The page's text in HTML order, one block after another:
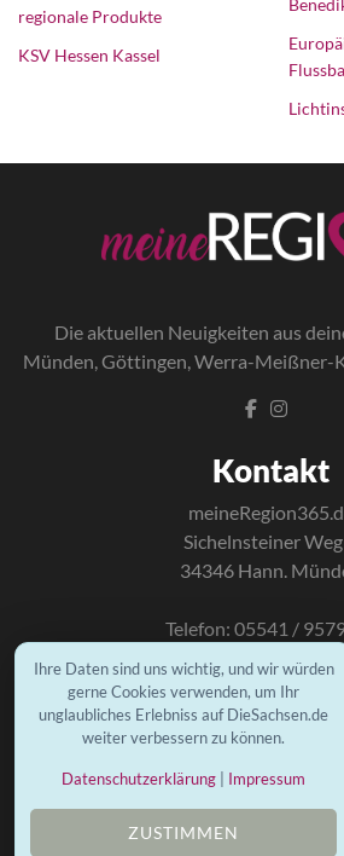
regionale Produkte
KSV Hessen Kassel
Die aktuellen Neuigkeiten aus
Münden, Göttingen, Werra-Meißner-
Kontakt
Sichelnsteiner
34346 Hann.
Telefon: 05541 /
E-Mail: info@mundus-
Wichtige
Kontakt
Impressum
Ihre Daten sind uns wichtig, und wir würden
gerne Cookies verwenden, um Ihr
unglaubliches Erlebniss auf DieSachsen.de
weiter verbessern zu können.
Datenschutzerklärung Impressum
ZUSTIMMEN